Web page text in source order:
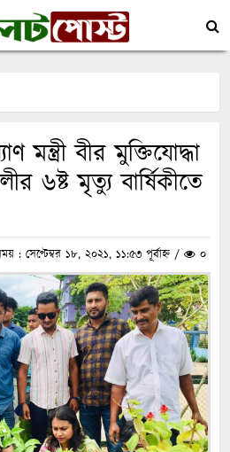
মন্ত্রী বীর মুক্তিযোদ্ধা
৬ষ্ট মৃত্যু বার্ষিকীতে
: সেপ্টেম্বর ১৮, ২০২১, ১১:৫৩ পূর্বাহ্ন / ০